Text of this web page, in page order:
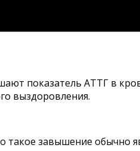
показатель АТТГ в
выздоровления.
такое завышение обычно